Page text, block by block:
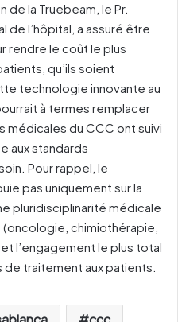
de la Truebeam, le Pr.
de l’hôpital, a assuré être
rendre le coût le plus
qu’ils soient
technologie innovante au
à termes remplacer
du CCC ont suivi
aux standards
Pour rappel, le
pas uniquement sur la
pluridisciplinarité médicale
chimiothérapie,
l’engagement le plus total
de traitement aux patients.